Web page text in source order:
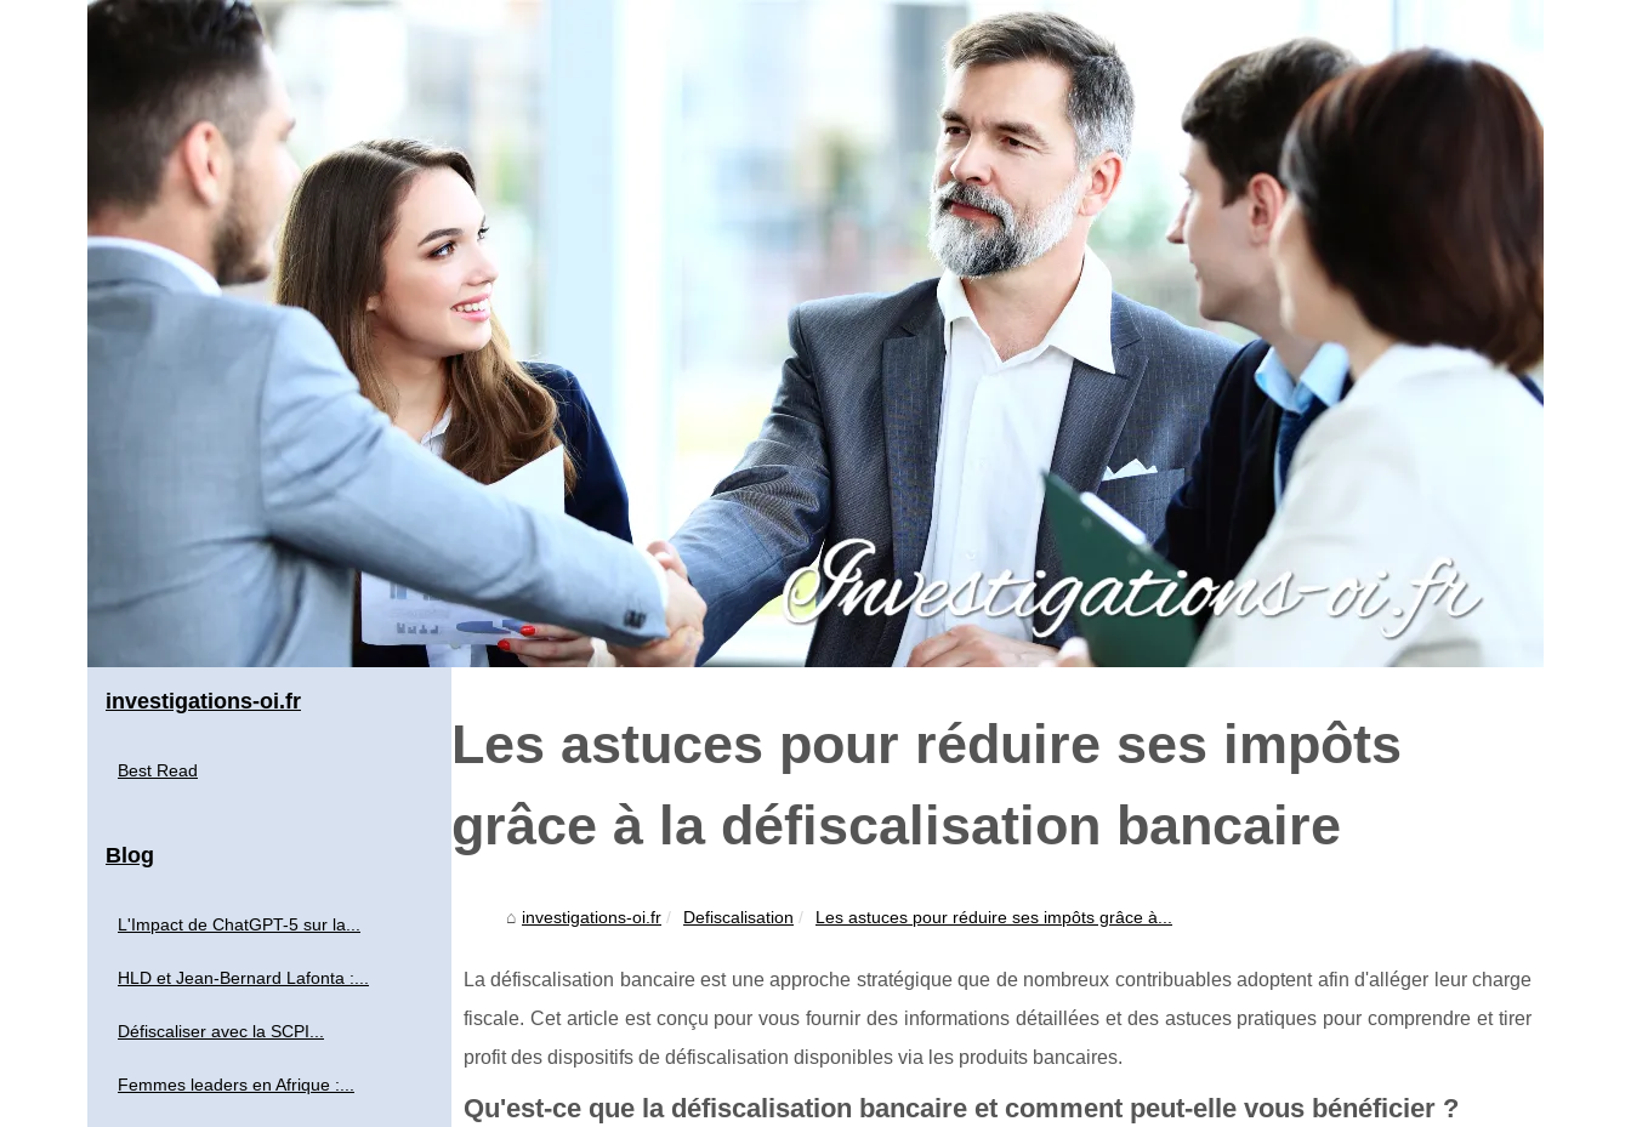
Les astuces pour réduire ses impôts
grâce à la défiscalisation bancaire
investigations-oi.fr Defiscalisation Les astuces pour réduire ses impôts grâce à...
La défiscalisation bancaire est une approche stratégique que de nombreux contribuables adoptent afin d'alléger leur charge
fiscale. Cet article est conçu pour vous fournir des informations détaillées et des astuces pratiques pour comprendre et tirer
profit des dispositifs de défiscalisation disponibles via les produits bancaires.
Qu'est-ce que la défiscalisation bancaire et comment peut-elle vous bénéficier ?
investigations-oi.fr
Best Read
Blog
L'Impact de ChatGPT-5 sur la...
HLD et Jean-Bernard Lafonta :...
Défiscaliser avec la SCPI...
Femmes leaders en Afrique :...